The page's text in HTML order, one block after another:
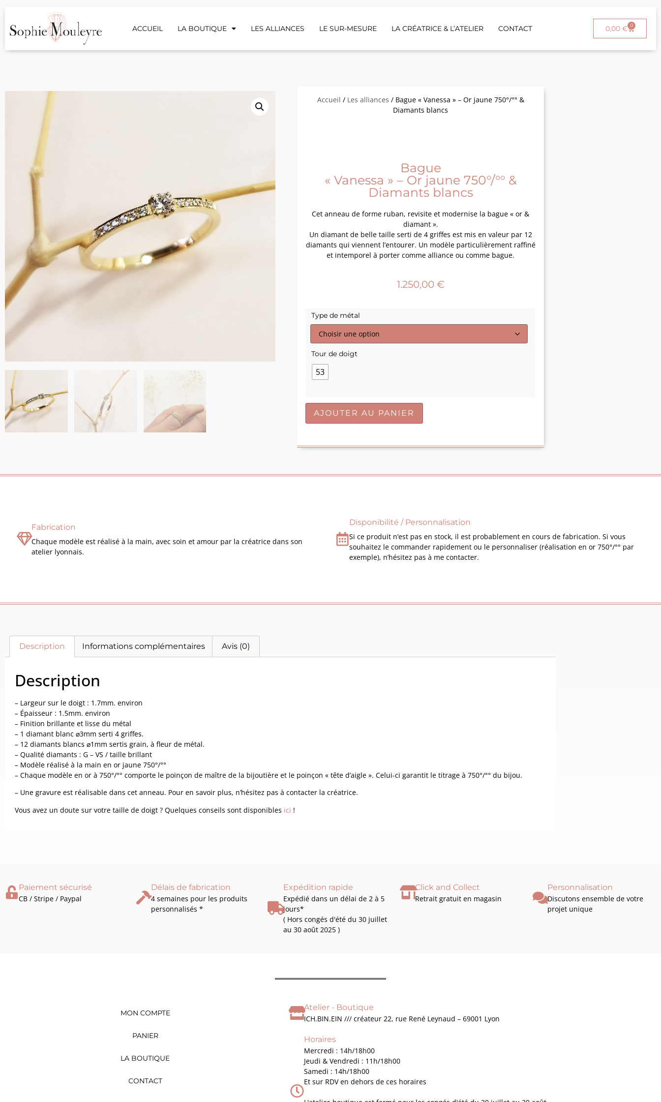
ACCUEIL LA BOUTIQUE LES ALLIANCES LE SUR-MESURE LA CRÉATRICE & L’ATELIER CONTACT 0,00€ 0
Accueil / Les alliances / Bague « Vanessa » – Or jaune 750°/°° &
Diamants blancs
Bague
« Vanessa » – Or jaune 750°/°° &
Diamants blancs
Cet anneau de forme ruban, revisite et modernise la bague « or &
diamant ».
Un diamant de belle taille serti de 4 griffes est mis en valeur par 12
diamants qui viennent l’entourer. Un modèle particulièrement raffiné
et intemporel à porter comme alliance ou comme bague.
1.250,00 €
Type de métal
Tour de doigt
53
AJOUTER AU PANIER
Fabrication
Chaque modèle est réalisé à la main, avec soin et amour par la créatrice dans son
atelier lyonnais.
Disponibilité / Personnalisation
Si ce produit n’est pas en stock, il est probablement en cours de fabrication. Si vous
souhaitez le commander rapidement ou le personnaliser (réalisation en or 750°/°° par
exemple), n’hésitez pas à me contacter.
Description Informations complémentaires Avis (0)
Description
– Largeur sur le doigt : 1.7mm. environ
– Épaisseur : 1.5mm. environ
– Finition brillante et lisse du métal
– 1 diamant blanc ⌀3mm serti 4 griffes.
– 12 diamants blancs ⌀1mm sertis grain, à fleur de métal.
– Qualité diamants : G – VS / taille brillant
– Modèle réalisé à la main en or jaune 750°/°°
– Chaque modèle en or à 750°/°° comporte le poinçon de maître de la bijoutière et le poinçon « tête d’aigle ». Celui-ci garantit le titrage à 750°/°° du bijou.
– Une gravure est réalisable dans cet anneau. Pour en savoir plus, n’hésitez pas à contacter la créatrice.
Vous avez un doute sur votre taille de doigt ? Quelques conseils sont disponibles ici !
Paiement sécurisé
CB / Stripe / Paypal
Délais de fabrication
4 semaines pour les produits
personnalisés *
Expédition rapide
Expédié dans un délai de 2 à 5
jours*
( Hors congés d'été du 30 juillet
au 30 août 2025 )
Click and Collect
Retrait gratuit en magasin
Personnalisation
Discutons ensemble de votre
projet unique
MON COMPTE
PANIER
LA BOUTIQUE
CONTACT
Atelier - Boutique
ICH.BIN.EIN /// créateur 22, rue René Leynaud – 69001 Lyon
Horaires
Mercredi : 14h/18h00
Jeudi & Vendredi : 11h/18h00
Samedi : 14h/18h00
Et sur RDV en dehors de ces horaires